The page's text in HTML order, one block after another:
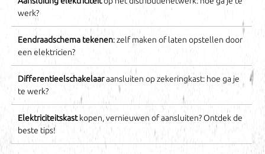
werk?
Eendraadschema tekenen: zelf maken of laten opstellen door
een elektricien?
Differentieelschakelaaraansluiten op zekeringkast: hoe ga je
te werk?
Elektriciteitskastkopen, vernieuwen of aansluiten? Ontdek de
beste tips!